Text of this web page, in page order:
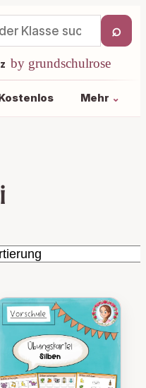
⌕
by grundschulrose
Mehr ⌄